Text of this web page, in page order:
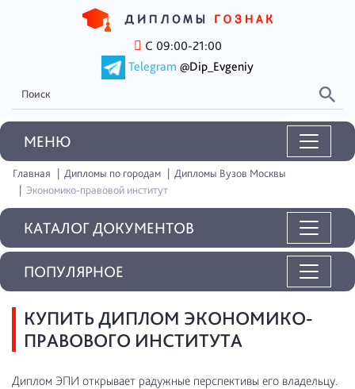
С 09:00-21:00
Telegram @Dip_Evgeniy
MEНЮ
Главная Дипломы по городам
Дипломы Вузов Москвы
Экономико-правовой институт
КАТАЛОГ ДОКУМЕНТОВ
КУПИТЬ ДИПЛОМ ЭКОНОМИКО-
ПРАВОВОГО ИНСТИТУТА
Диплом ЭПИ открывает радужные перспективы его владельцу.
ПОПУЛЯРНОЕ